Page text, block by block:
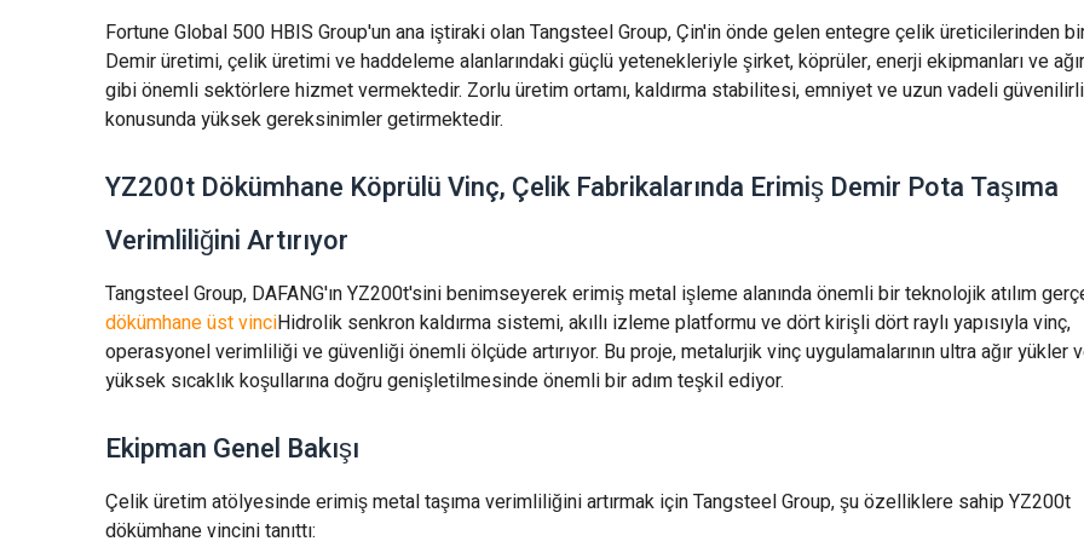
Fortune Global 500 HBIS Group'un ana iştiraki olan Tangsteel Group, Çin'in önde gelen entegre çelik üreticilerinden
Demir üretimi, çelik üretimi ve haddeleme alanlarındaki güçlü yetenekleriyle şirket, köprüler, enerji ekipmanları ve
gibi önemli sektörlere hizmet vermektedir. Zorlu üretim ortamı, kaldırma stabilitesi, emniyet ve uzun vadeli
konusunda yüksek gereksinimler getirmektedir.
YZ200t Dökümhane Köprülü Vinç, Çelik Fabrikalarında Erimiş Demir Pota Taşıma
Verimliliğini Artırıyor
Tangsteel Group, DAFANG'ın YZ200t'sini benimseyerek erimiş metal işleme alanında önemli bir teknolojik atılım
dökümhane üst vinciHidrolik senkron kaldırma sistemi, akıllı izleme platformu ve dört kirişli dört raylı yapısıyla vinç,
operasyonel verimliliği ve güvenliği önemli ölçüde artırıyor. Bu proje, metalurjik vinç uygulamalarının ultra ağır yükler
yüksek sıcaklık koşullarına doğru genişletilmesinde önemli bir adım teşkil ediyor.
Ekipman Genel Bakışı
Çelik üretim atölyesinde erimiş metal taşıma verimliliğini artırmak için Tangsteel Group, şu özelliklere sahip YZ200t
dökümhane vincini tanıttı: